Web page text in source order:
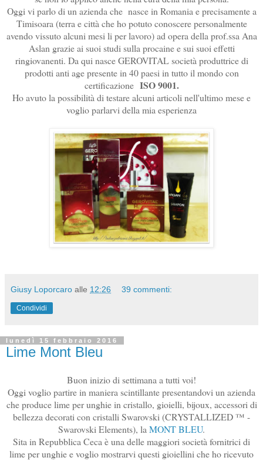
Oggi vi parlo di un azienda che nasce in Romania e precisamente a
Timisoara (terra e città che ho potuto conoscere personalmente
avendo vissuto alcuni mesi li per lavoro) ad opera della prof.ssa Ana
Aslan grazie ai suoi studi sulla procaine e sui suoi effetti
ringiovanenti. Da qui nasce GEROVITAL società produttrice di
prodotti anti age presente in 40 paesi in tutto il mondo con
certificazione ISO 9001.
Ho avuto la possibilità di testare alcuni articoli nell'ultimo mese e
voglio parlarvi della mia esperienza
Giusy Loporcaro alle 12:26 39 commenti:
Condividi
lunedì 15 febbraio 2016
Lime Mont Bleu
Buon inizio di settimana a tutti voi!
Oggi voglio partire in maniera scintillante presentandovi un azienda
che produce lime per unghie in cristallo, gioielli, bijoux, accessori di
bellezza decorati con cristalli Swarovski (CRYSTALLIZED ™ -
Swarovski Elements), laMONT BLEU.
Sita in Repubblica Ceca è una delle maggiori società fornitrici di
lime per unghie e voglio mostrarvi questi gioiellini che ho ricevuto